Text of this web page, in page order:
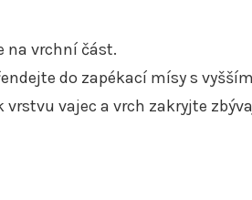
na vrchní část.
do zapékací mísy s
vrstvu vajec a vrch zakryjte